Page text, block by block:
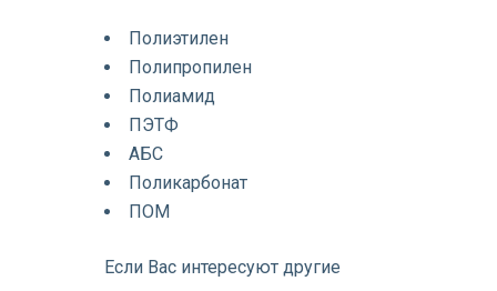
Полиэтилен
Полипропилен
Полиамид
ПЭТФ
АБС
Поликарбонат
ПОМ
Если Вас интересуют другие